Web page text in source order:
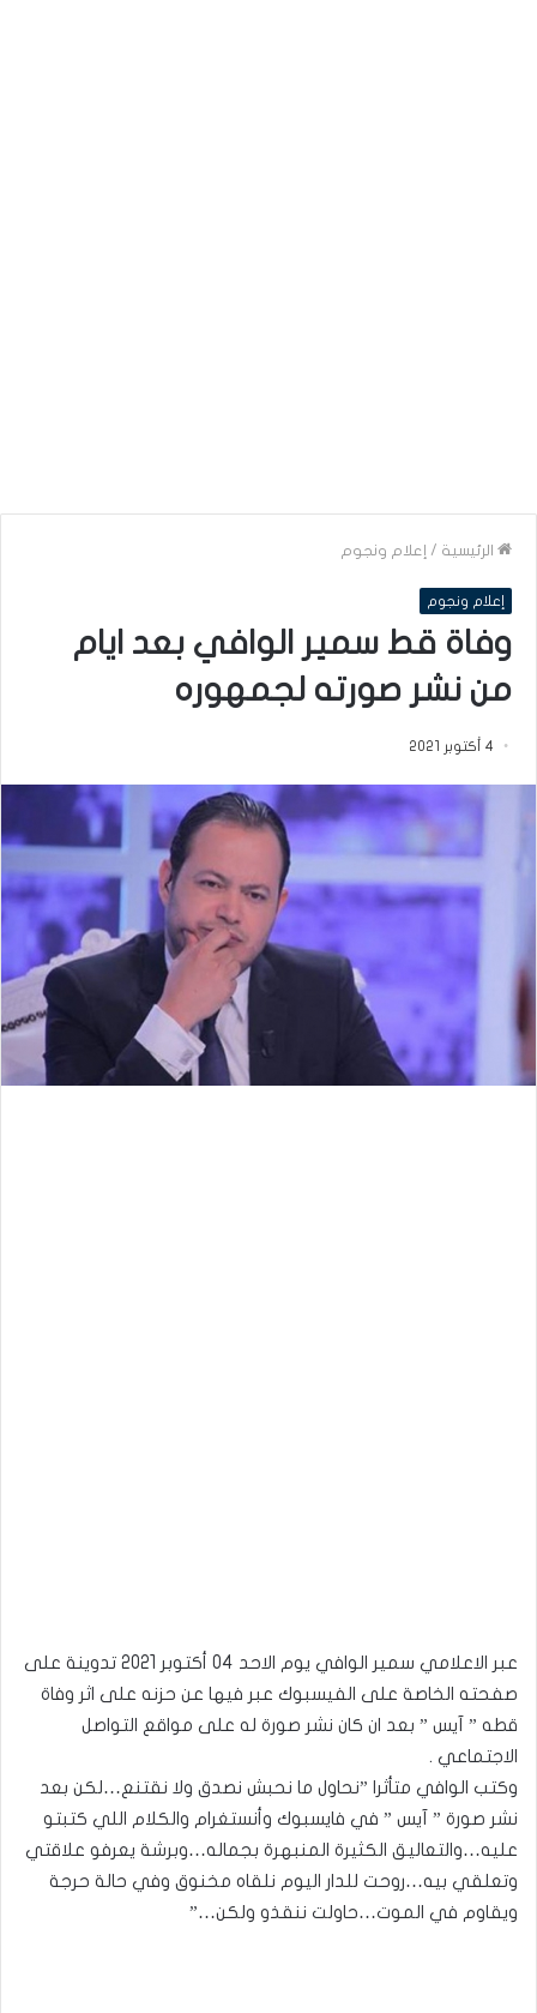
الرئيسية / إعلام ونجوم
إعلام ونجوم
وفاة قط سمير الوافي بعد ايام
من نشر صورته لجمهوره
4 أكتوبر 2021
عبر الاعلامي سمير الوافي يوم الاحد 04 أكتوبر 2021 تدوينة على
صفحته الخاصة على الفيسبوك عبر فيها عن حزنه على اثر وفاة
قطه ” آيس ” بعد ان كان نشر صورة له على مواقع التواصل
الاجتماعي .
وكتب الوافي متأثرا ”نحاول ما نحبش نصدق ولا نقتنع…لكن بعد
نشر صورة ” آيس ” في فايسبوك وأنستغرام والكلام اللي كتبتو
عليه…والتعاليق الكثيرة المنبهرة بجماله…وبرشة يعرفو علاقتي
وتعلقي بيه…روحت للدار اليوم نلقاه مخنوق وفي حالة حرجة
ويقاوم في الموت…حاولت ننقذو ولكن…”